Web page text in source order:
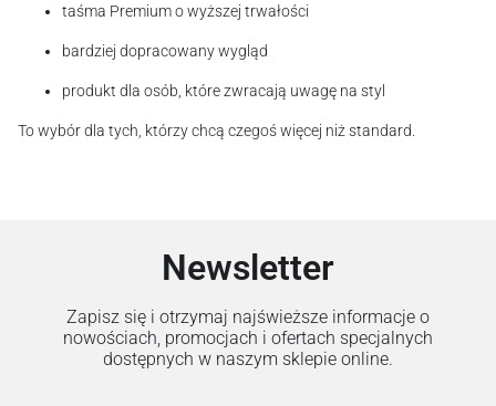
taśma Premium o wyższej trwałości
bardziej dopracowany wygląd
produkt dla osób, które zwracają uwagę na styl
To wybór dla tych, którzy chcą czegoś więcej niż standard.
Newsletter
Zapisz się i otrzymaj najświeższe informacje o
nowościach, promocjach i ofertach specjalnych
dostępnych w naszym sklepie online.